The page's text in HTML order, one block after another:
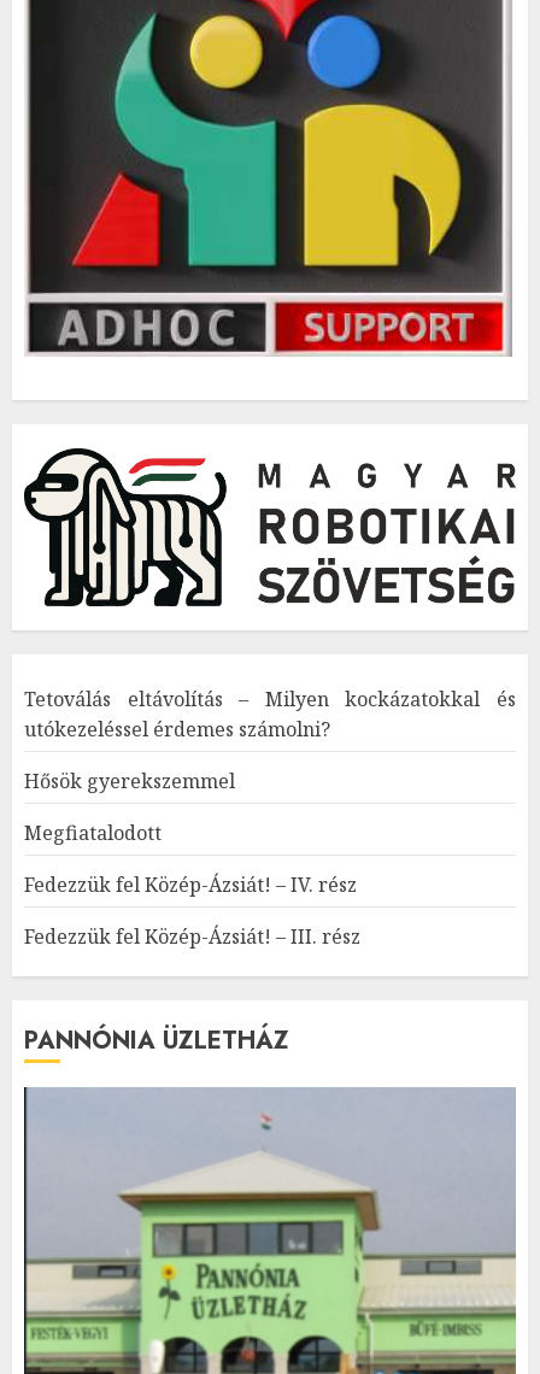
Tetoválás eltávolítás – Milyen kockázatokkal és
utókezeléssel érdemes számolni?
Hősök gyerekszemmel
Megfiatalodott
Fedezzük fel Közép-Ázsiát! – IV. rész
Fedezzük fel Közép-Ázsiát! – III. rész
PANNÓNIA ÜZLETHÁZ